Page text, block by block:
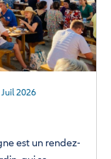
2026
est un rendez-